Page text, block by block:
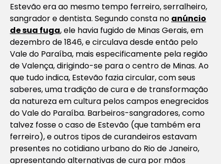
Estevão era ao mesmo tempo ferreiro, serralheiro,
sangrador e dentista. Segundo consta no anúncio
de sua fuga, ele havia fugido de Minas Gerais, em
dezembro de 1846, e circulava desde então pelo
Vale do Paraíba, mais especificamente pela região
de Valença, dirigindo-se para o centro de Minas. Ao
que tudo indica, Estevão fazia circular, com seus
saberes, uma tradição de cura e de transformação
da natureza em cultura pelos campos enegrecidos
do Vale do Paraíba. Barbeiros-sangradores, como
talvez fosse o caso de Estevão (que também era
ferreiro), e outros tipos de curandeiros estavam
presentes no cotidiano urbano do Rio de Janeiro,
apresentando alternativas de cura por mãos